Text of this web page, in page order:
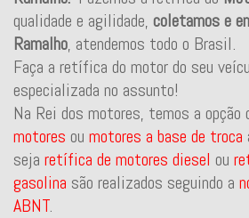
qualidade e agilidade, coletamos e
Ramalho, atendemos todo o Brasil.
Faça a retífica do motor do seu
especializada no assunto!
Na Rei dos motores, temos a opção
motores ou motores a base de troca
seja retífica de motores diesel ou
gasolina são realizados seguindo a
ABNT.